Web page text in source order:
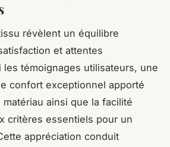
révèlent un équilibre
et attentes
les témoignages utilisateurs, une
confort exceptionnel apporté
ainsi que la facilité
critères essentiels pour un
appréciation conduit